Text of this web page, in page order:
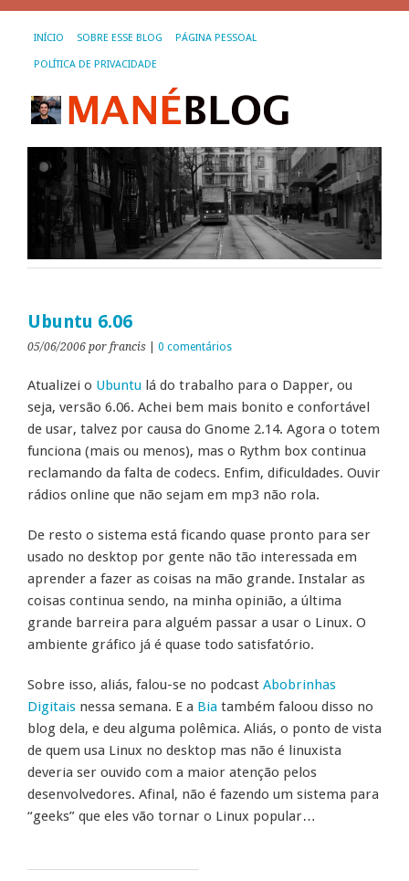
INÍCIO SOBRE ESSE BLOG PÁGINA PESSOAL
POLÍTICA DE PRIVACIDADE
Ubuntu 6.06
05/06/2006 por francis 0 comentários
Atualizei o Ubuntu lá do trabalho para o Dapper, ou
seja, versão 6.06. Achei bem mais bonito e confortável
de usar, talvez por causa do Gnome 2.14. Agora o totem
funciona (mais ou menos), mas o Rythm box continua
reclamando da falta de codecs. Enfim, dificuldades. Ouvir
rádios online que não sejam em mp3 não rola.
De resto o sistema está ficando quase pronto para ser
usado no desktop por gente não tão interessada em
aprender a fazer as coisas na mão grande. Instalar as
coisas continua sendo, na minha opinião, a última
grande barreira para alguém passar a usar o Linux. O
ambiente gráfico já é quase todo satisfatório.
Sobre isso, aliás, falou-se no podcast Abobrinhas
Digitais nessa semana. E a Bia também faloou disso no
blog dela, e deu alguma polêmica. Aliás, o ponto de vista
de quem usa Linux no desktop mas não é linuxista
deveria ser ouvido com a maior atenção pelos
desenvolvedores. Afinal, não é fazendo um sistema para
“geeks” que eles vão tornar o Linux popular…